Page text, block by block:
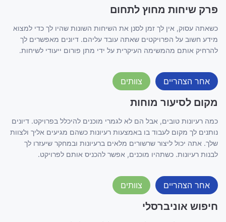
פרק שיחות מחוץ לתחום
כשאתה עסוק, אין לך זמן לסנן את השיחות השונות שהיו לך כדי למצוא
מידע חשוב על הפרויקטים שאתה עובד עליהם. דיונים מאפשרים לך
להרחיק אותם מהמשימה העיקרית על ידי מתן פורום ייעודי לשיחות.
אחר הצהריים צוותים
מקום לסיעור מוחות
כמה רעיונות טובים, אבל הם לא לגמרי מוכנים להיכלל בפרויקט. דיונים
נותנים לך מקום לעבוד בו באמצעות רעיונות כשהם מגיעים אליך ולצוות
שלך. אתה יכול ליצור שרשורים מלאים ברעיונות ובמחקר שיעזרו לך
לבנות רעיונות. כשתהיו מוכנים, אפשר להכניס אותם לפרויקט.
אחר הצהריים צוותים
חיפוש אוניברסלי